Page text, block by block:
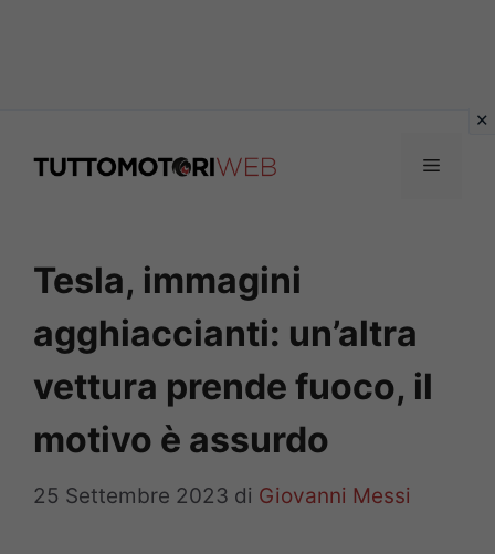
Menu
Tesla, immagini
agghiaccianti: un’altra
vettura prende fuoco, il
motivo è assurdo
25 Settembre 2023 di Giovanni Messi